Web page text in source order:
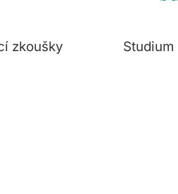
zkoušky Studium